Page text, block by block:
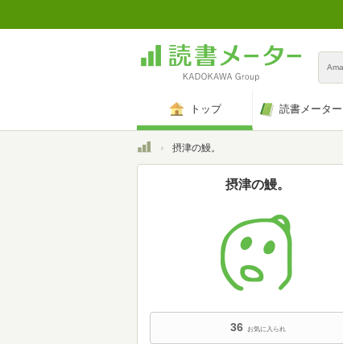
トップ 読書メータ
トップ摂津の鰻。
摂津の鰻。
36 お気に入られ